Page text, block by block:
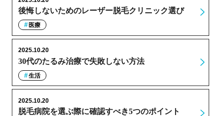
後悔しないためのレーザー脱毛クリニック選び
医療
30代のたるみ治療で失敗しない方法
2025.10.20
生活
脱毛病院を選ぶ際に確認すべき5つのポイント
2025.10.20